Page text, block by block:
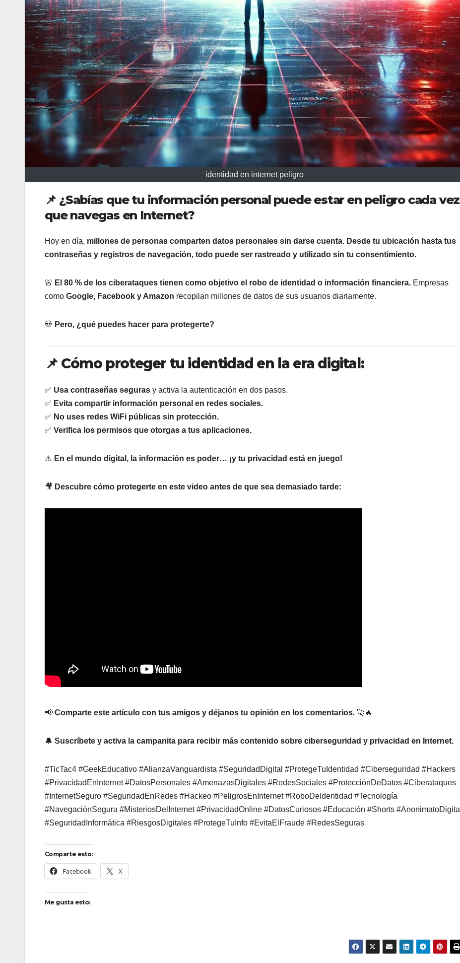
identidad en internet peligro
📌 ¿Sabías que tu información personal puede estar en peligro cada vez
que navegas en Internet?
Hoy en día, millones de personas comparten datos personales sin darse cuenta. Desde tu ubicación hasta tus
contraseñas y registros de navegación, todo puede ser rastreado y utilizado sin tu consentimiento.
🚨 El 80 % de los ciberataques tienen como objetivo el robo de identidad o información financiera. Empresas
como Google, Facebook y Amazon recopilan millones de datos de sus usuarios diariamente.
💀 Pero, ¿qué puedes hacer para protegerte?
📌 Cómo proteger tu identidad en la era digital:
✅ Usa contraseñas seguras y activa la autenticación en dos pasos.
✅ Evita compartir información personal en redes sociales.
✅ No uses redes WiFi públicas sin protección.
✅ Verifica los permisos que otorgas a tus aplicaciones.
⚠️ En el mundo digital, la información es poder… ¡y tu privacidad está en juego!
🎥 Descubre cómo protegerte en este video antes de que sea demasiado tarde:
📢 Comparte este artículo con tus amigos y déjanos tu opinión en los comentarios. 🚀🔥
🔔 Suscríbete y activa la campanita para recibir más contenido sobre ciberseguridad y privacidad en Internet.
#TicTac4 #GeekEducativo #AlianzaVanguardista #SeguridadDigital #ProtegeTuIdentidad #Ciberseguridad #Hackers
#PrivacidadEnInternet #DatosPersonales #AmenazasDigitales #RedesSociales #ProtecciónDeDatos #Ciberataques
#InternetSeguro #SeguridadEnRedes #Hackeo #PeligrosEnInternet #RoboDeIdentidad #Tecnología
#NavegaciónSegura #MisteriosDelInternet #PrivacidadOnline #DatosCuriosos #Educación #Shorts #AnonimatoDigital
#SeguridadInformática #RiesgosDigitales #ProtegeTuInfo #EvitaElFraude #RedesSeguras
Comparte esto:
Facebook X
Me gusta esto: